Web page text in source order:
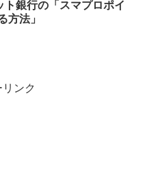
ト銀行の「スマプロポイ
方法」
ンク